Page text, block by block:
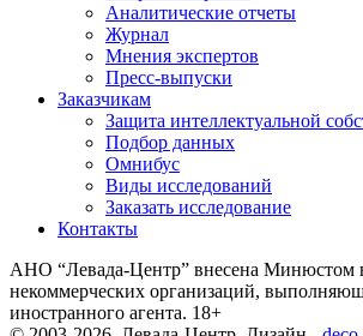
Аналитические отчеты
Журнал
Мнения экспертов
Пресс-выпуски
Заказчикам
Защита интеллектуальной
Подбор данных
Омнибус
Виды исследований
Заказать исследование
Контакты
АНО “Левада-Центр” внесена Минюстом
некоммерческих организаций,
иностранного агента. 18+